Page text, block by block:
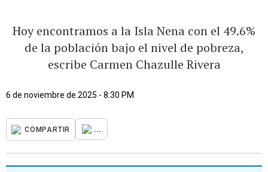
Hoy encontramos a la Isla Nena con el 49.6%
de la población bajo el nivel de pobreza,
escribe Carmen Chazulle Rivera
6 de noviembre de 2025 - 8:30 PM
COMPARTIR ...